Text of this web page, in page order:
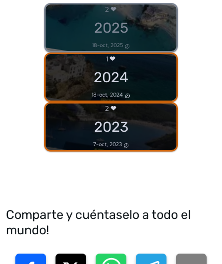
2
2025
18-oct, 2025
1
2024
18-oct, 2024
2
2023
7-oct, 2023
Comparte y cuéntaselo a todo el
mundo!